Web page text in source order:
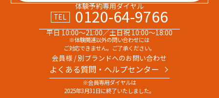
体験予約専用ダイヤル
TEL
0120-64-9766
平日 10:00～21:00／土日祝 10:00～18:00
※体験関連以外の問い合わせには
ご対応できません。ご了承ください。
会員様 / 別ブランドへのお問い合わせ
よくある質問・へルプセンター
※会員専用ダイヤルは
2025年3月31日に終了いたしました。